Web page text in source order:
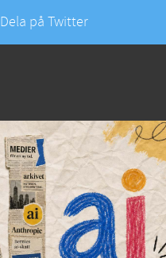
Dela på Twitter